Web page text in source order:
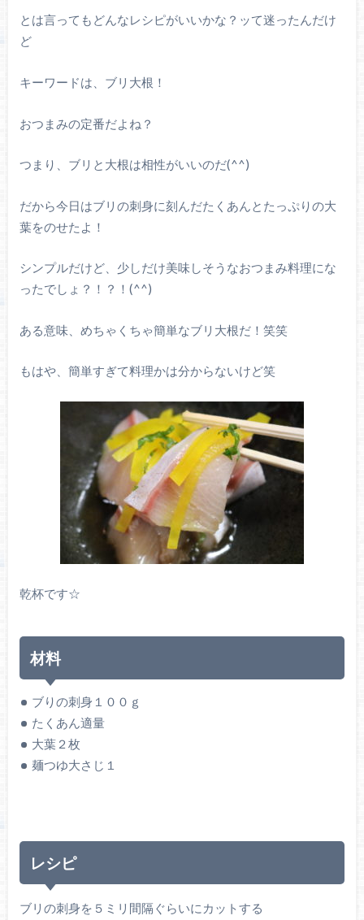
とは言ってもどんなレシピがいいかな？ッて迷ったんだけ
ど
キーワードは、ブリ大根！
おつまみの定番だよね？
つまり、ブリと大根は相性がいいのだ(^^)
だから今日はブリの刺身に刻んだたくあんとたっぷりの大
葉をのせたよ！
シンプルだけど、少しだけ美味しそうなおつまみ料理にな
ったでしょ？！？！(^^)
ある意味、めちゃくちゃ簡単なブリ大根だ！笑笑
もはや、簡単すぎて料理かは分からないけど笑
乾杯です☆
材料
ブりの刺身１００ｇ
たくあん適量
大葉２枚
麺つゆ大さじ１
レシピ
ブリの刺身を５ミリ間隔ぐらいにカットする